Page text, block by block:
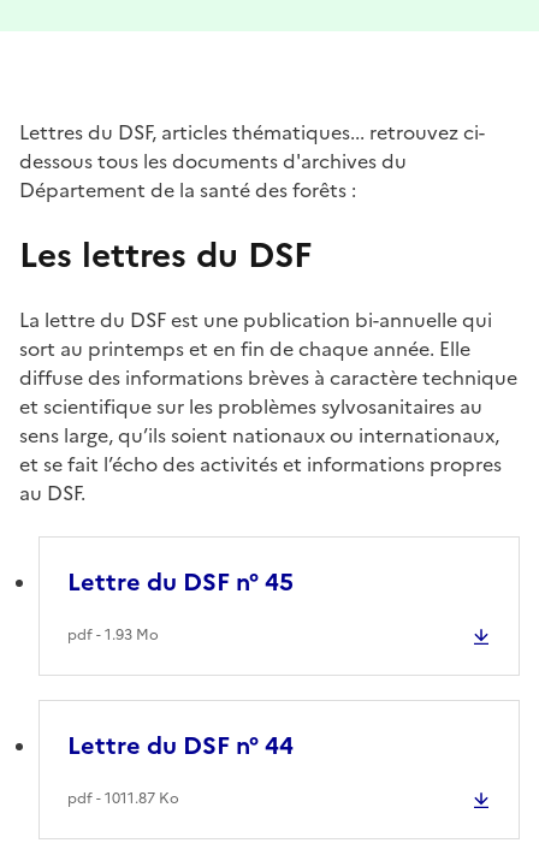
Lettres du DSF, articles thématiques... retrouvez ci-
dessous tous les documents d'archives du
Département de la santé des forêts :
Les lettres du DSF
La lettre du DSF est une publication bi-annuelle qui
sort au printemps et en fin de chaque année. Elle
diffuse des informations brèves à caractère technique
et scientifique sur les problèmes sylvosanitaires au
sens large, qu’ils soient nationaux ou internationaux,
et se fait l’écho des activités et informations propres
au DSF.
Lettre du DSF n° 45
pdf - 1.93 Mo
Lettre du DSF n° 44
pdf - 1011.87 Ko